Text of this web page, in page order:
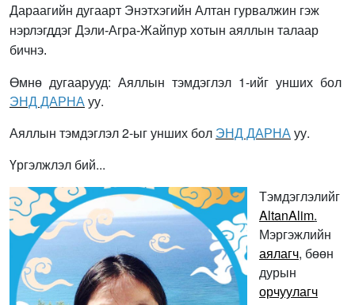
Дараагийн дугаарт Энэтхэгийн Алтан гурвалжин гэж
нэрлэгддэг Дэли-Агра-Жайпур хотын аяллын талаар
бичнэ.
Өмнө дугаарууд: Аяллын тэмдэглэл 1-ийг унших бол
ЭНД ДАРНАуу.
Аяллын тэмдэглэл 2-ыг унших бол ЭНД ДАРНАуу.
Үргэлжлэл бий...
Тэмдэглэлийг
AltanAlim.
Мэргэжлийн
аялагч, бөөн
дурын
орчуулагч